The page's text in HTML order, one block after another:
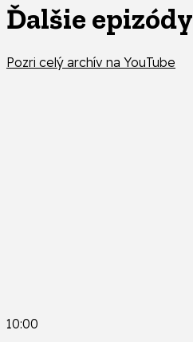
Ďalšie epizódy
Pozri celý archív na YouTube
10:00